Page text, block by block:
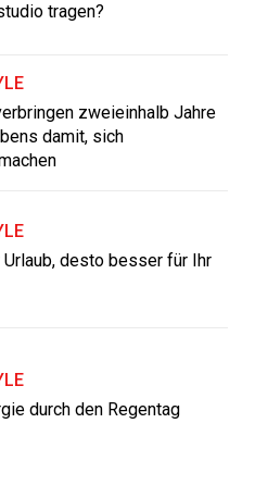
tragen?
zweieinhalb Jahre
damit, sich
Urlaub, desto besser für Ihr
durch den Regentag